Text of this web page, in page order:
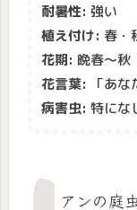
耐暑性: 強い
植え付け: 春・
花期: 晩春～秋
花言葉: 「あ
病害虫: 特にな
アンの庭